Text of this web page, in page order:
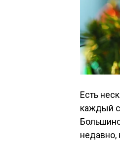
Есть
каждый
недавно,